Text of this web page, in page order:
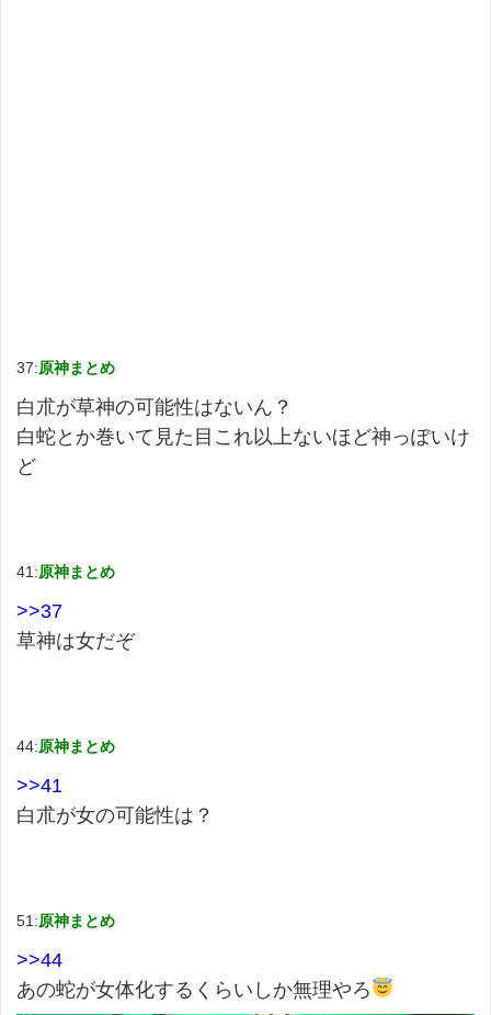
37:原神まとめ
白朮が草神の可能性はないん？
白蛇とか巻いて見た目これ以上ないほど神っぽいけ
ど
41:原神まとめ
>>37
草神は女だぞ
44:原神まとめ
>>41
白朮が女の可能性は？
51:原神まとめ
>>44
あの蛇が女体化するくらいしか無理やろ